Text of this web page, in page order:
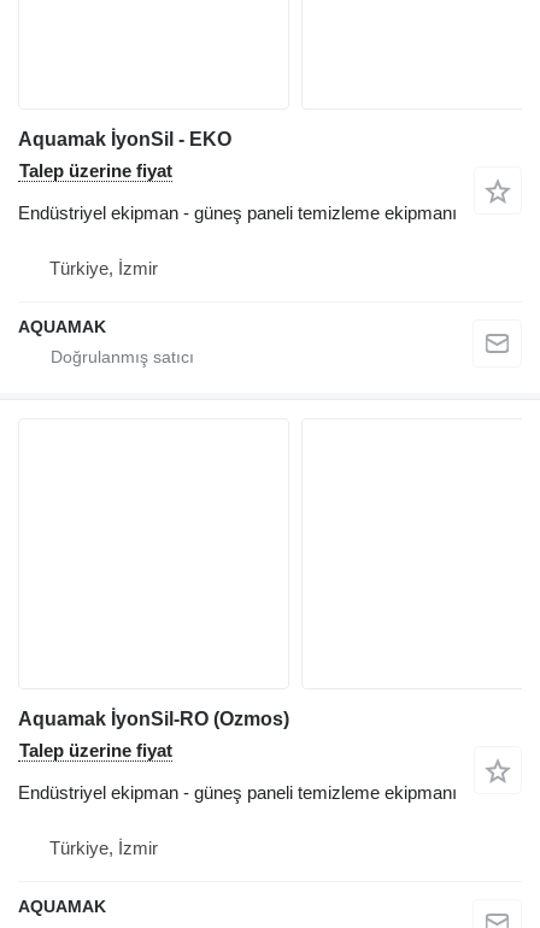
Aquamak İyonSil - EKO
Talep üzerine fiyat
Endüstriyel ekipman - güneş paneli temizleme ekipmanı
Türkiye, İzmir
AQUAMAK
Aquamak İyonSil-RO (Ozmos)
Talep üzerine fiyat
Endüstriyel ekipman - güneş paneli temizleme ekipmanı
Türkiye, İzmir
AQUAMAK